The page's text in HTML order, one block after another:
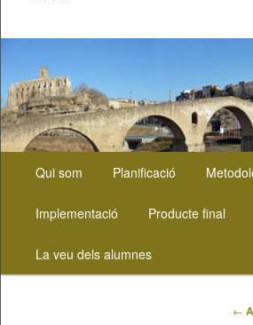
principal
Aneu
al
contingut
Qui som Planificació
Implementació Producte final
La veu dels alumnes
←